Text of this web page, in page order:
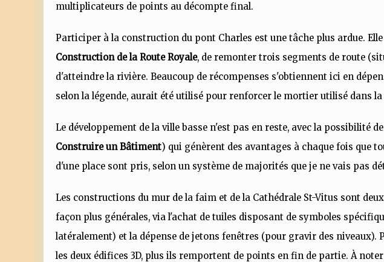
multiplicateurs de points au décompte final.
Participer à la construction du pont Charles est une tâche plus ardue.
Construction de la Route Royale, de remonter trois segments de route
d'atteindre la rivière. Beaucoup de récompenses s'obtiennent ici en
selon la légende, aurait été utilisé pour renforcer le mortier utilisé dans
Le développement de la ville basse n'est pas en reste, avec la possibilité
Construire un Bâtiment) qui génèrent des avantages à chaque fois que
d'une place sont pris, selon un système de majorités que je ne vais pas
Les constructions du mur de la faim et de la Cathédrale St-Vitus sont
façon plus générales, via l'achat de tuiles disposant de symboles
latéralement) et la dépense de jetons fenêtres (pour gravir des niveaux).
les deux édifices 3D, plus ils remportent de points en fin de partie. À